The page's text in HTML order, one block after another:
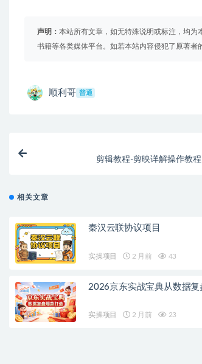
声明： 本站所有文章，如无特殊说明或标注，均为
书籍等各类媒体平台。如若本站内容侵犯了原著者
顺利哥 普通
剪辑教程-剪映详解操作教
相关文章
秦汉云联协议项目
实操项目 2 月前 43
2026京东实战宝典从数据复
实操项目 2 月前 23